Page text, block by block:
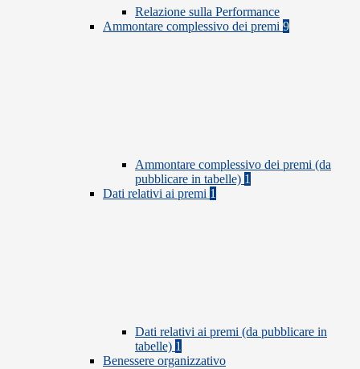
Relazione sulla Performance
Ammontare complessivo dei premi 9
Ammontare complessivo dei premi (da
pubblicare in tabelle) 1
Dati relativi ai premi 1
Dati relativi ai premi (da pubblicare in
tabelle) 1
Benessere organizzativo